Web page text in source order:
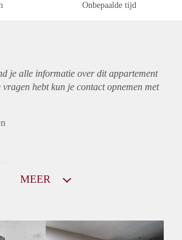
Onbepaalde tijd
je alle informatie over ditappartement
vragen hebt kun je contact opnemen met
MEER